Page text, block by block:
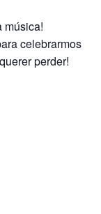
música!
celebrarmos
perder!